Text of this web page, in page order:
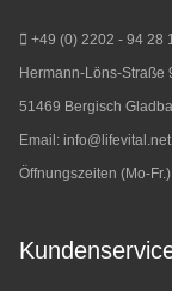
+49 (0) 2202 - 94 28
Hermann-Löns-Straße
51469 Bergisch
Email: info@lifevital.net
Öffnungszeiten (Mo-